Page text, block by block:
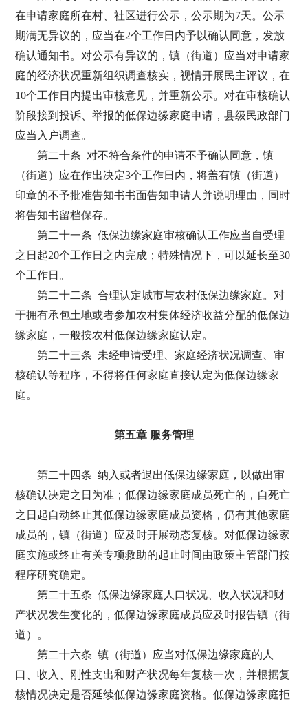
在申请家庭所在村、社区进行公示，公示期为7天。公示
期满无异议的，应当在2个工作日内予以确认同意，发放
确认通知书。对公示有异议的，镇（街道）应当对申请家
庭的经济状况重新组织调查核实，视情开展民主评议，在
10个工作日内提出审核意见，并重新公示。对在审核确认
阶段接到投诉、举报的低保边缘家庭申请，县级民政部门
应当入户调查。
第二十条 对不符合条件的申请不予确认同意，镇
（街道）应在作出决定3个工作日内，将盖有镇（街道）
印章的不予批准告知书书面告知申请人并说明理由，同时
将告知书留档保存。
第二十一条 低保边缘家庭审核确认工作应当自受理
之日起20个工作日之内完成；特殊情况下，可以延长至30
个工作日。
第二十二条 合理认定城市与农村低保边缘家庭。对
于拥有承包土地或者参加农村集体经济收益分配的低保边
缘家庭，一般按农村低保边缘家庭认定。
第二十三条 未经申请受理、家庭经济状况调查、审
核确认等程序，不得将任何家庭直接认定为低保边缘家
庭。
第五章 服务管理
第二十四条 纳入或者退出低保边缘家庭，以做出审
核确认决定之日为准；低保边缘家庭成员死亡的，自死亡
之日起自动终止其低保边缘家庭成员资格，仍有其他家庭
成员的，镇（街道）应及时开展动态复核。对低保边缘家
庭实施或终止有关专项救助的起止时间由政策主管部门按
程序研究确定。
第二十五条 低保边缘家庭人口状况、收入状况和财
产状况发生变化的，低保边缘家庭成员应及时报告镇（街
道）。
第二十六条 镇（街道）应当对低保边缘家庭的人
口、收入、刚性支出和财产状况每年复核一次，并根据复
核情况决定是否延续低保边缘家庭资格。低保边缘家庭拒